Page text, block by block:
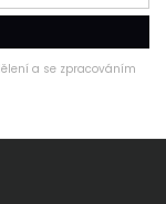
a se zpracováním